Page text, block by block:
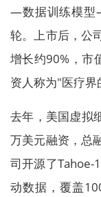
—数据训练模型
轮。上市后，公
增长约90%，市
资人称为"医疗界
去年，美国虚拟
万美元融资，总
司开源了Tahoe-
动数据，覆盖